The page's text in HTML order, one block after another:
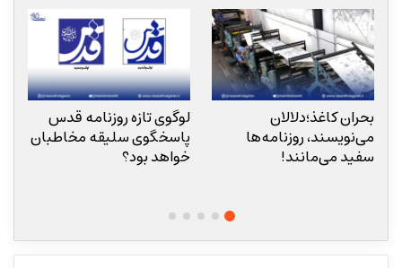
بحران کاغذ؛دلالان
می‌نویسند، روزنامه‌ها
سفید می‌مانند!
لوگوی تازه روزنامه قدس
پاسخگوی سلیقه مخاطبان
خواهد بود؟